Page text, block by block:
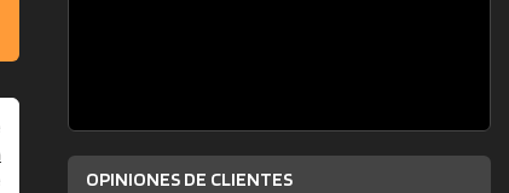
OPINIONES DE CLIENTES